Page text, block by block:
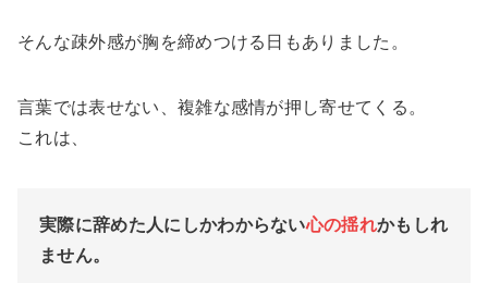
そんな疎外感が胸を締めつける日もありました。
言葉では表せない、複雑な感情が押し寄せてくる。
これは、
実際に辞めた人にしかわからない心の揺れかもしれ
ません。